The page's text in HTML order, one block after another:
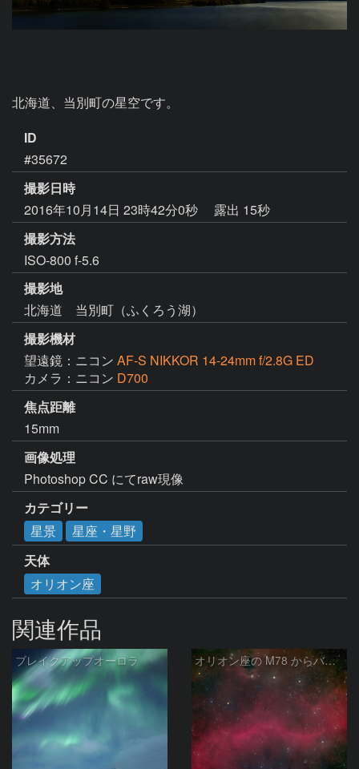
北海道、当別町の星空です。
ID
#35672
撮影日時
2016年10月14日 23時42分0秒
露出 15秒
撮影方法
ISO-800 f-5.6
撮影地
北海道 当別町（ふくろう湖）
撮影機材
望遠鏡：ニコン AF-S NIKKOR 14-24mm f/2.8G ED
カメラ：ニコン D700
焦点距離
15mm
画像処理
Photoshop CC にてraw現像
カテゴリー
星景
星座・星野
天体
オリオン座
関連作品
ブレイクアップオーロラ オリオン座の M78 からバーナードループをまたいで LDN1622あたり